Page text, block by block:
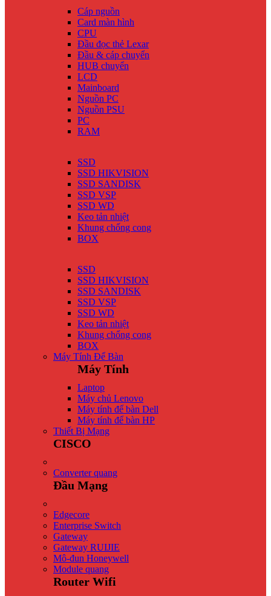
Cáp nguồn
Card màn hình
CPU
Đầu đọc thẻ Lexar
Đầu & cáp chuyển
HUB chuyển
LCD
Mainboard
Nguồn PC
Nguồn PSU
PC
RAM
SSD
SSD HIKVISION
SSD SANDISK
SSD VSP
SSD WD
Keo tản nhiệt
Khung chống cong
BOX
SSD
SSD HIKVISION
SSD SANDISK
SSD VSP
SSD WD
Keo tản nhiệt
Khung chống cong
BOX
Máy Tính Để Bàn
Máy Tính
Laptop
Máy chủ Lenovo
Máy tính để bàn Dell
Máy tính để bàn HP
Thiết Bị Mạng
CISCO
Converter quang
Đầu Mạng
Edgecore
Enterprise Switch
Gateway
Gateway RUIJIE
Mô-đun Honeywell
Module quang
Router Wifi